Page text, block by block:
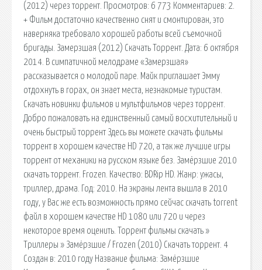
(2012) через торрент. Просмотров: 6 773 Комментариев: 2.
+ Фильм достаточно качественно снят и смонтирован, это
наверняка требовало хорошей работы всей съемочной
бригады. Замерзшая (2012) Скачать Торрент. Дата: 6 октября
2014. В симпатичной мелодраме «Замерзшая»
рассказывается о молодой паре. Майк приглашает Эмму
отдохнуть в горах, он знает места, незнакомые туристам.
Скачать новинки фильмов и мультфильмов через торрент.
Добро пожаловать на единственный самый восхитительный и
очень быстрый торрент Здесь вы можете скачать фильмы
торрент в хорошем качестве HD 720, а так же лучшие игры
торрент от механики на русском языке без. Замёрзшие 2010
скачать торрент. Frozen. Качество: BDRip HD. Жанр: ужасы,
триллер, драма. Год: 2010. На экраны лента вышла в 2010
году, у Вас же есть возможность прямо сейчас скачать torrent
файл в хорошем качестве HD 1080 или 720 и через
некоторое время оценить. Торрент фильмы скачать »
Триллеры » Замёрзшие / Frozen (2010) Скачать торрент. 4
Создан в: 2010 году Название фильма: Замёрзшие